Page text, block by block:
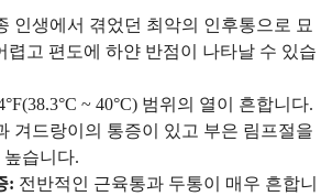
인생에서 겪었던 최악의 인후통으로 묘
렵고 편도에 하얀 반점이 나타날 수 있습
~ 40°C) 범위의 열이 흔합니다.
겨드랑이의 통증이 있고 부은 림프절을
습니다.
: 전반적인 근육통과 두통이 매우 흔합니